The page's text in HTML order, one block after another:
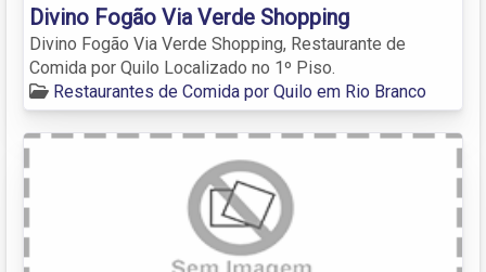
Divino Fogão Via Verde Shopping
Divino Fogão Via Verde Shopping, Restaurante de
Comida por Quilo Localizado no 1º Piso.
Restaurantes de Comida por Quilo em Rio Branco